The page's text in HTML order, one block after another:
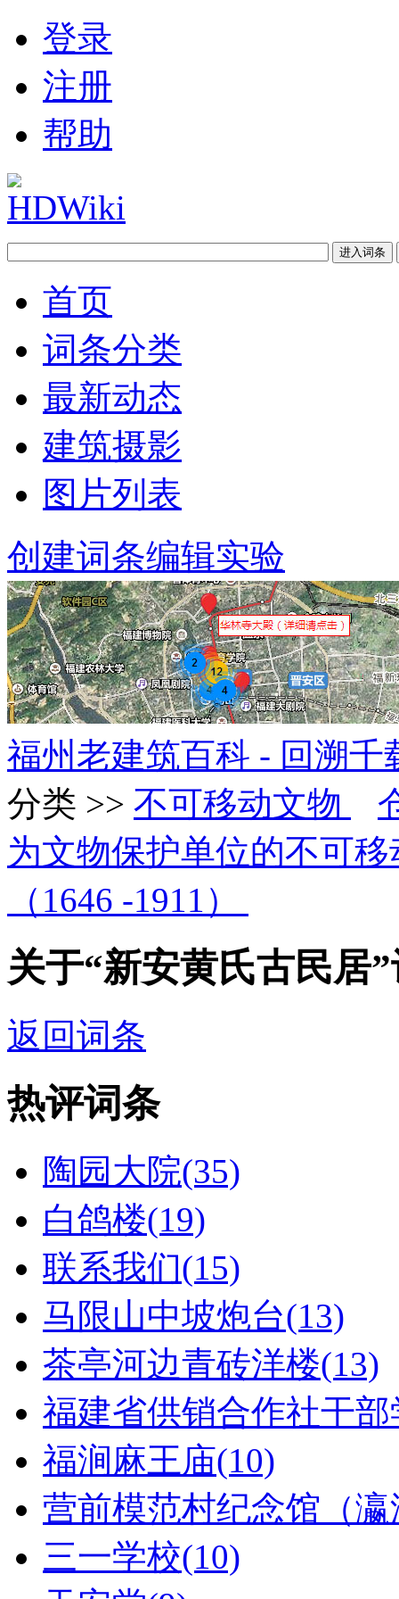
登录
注册
帮助
首页
词条分类
最新动态
建筑摄影
图片列表
创建词条编辑实验
福州老建筑百科 - 回溯
分类 >> 不可移动文物
为文物保护单位的不可
（1646 -1911）
关于“新安黄氏古民居
返回词条
热评词条
陶园大院(35)
白鸽楼(19)
联系我们(15)
马限山中坡炮台(13)
茶亭河边青砖洋楼(13)
福建省供销合作社干
福涧麻王庙(10)
营前模范村纪念馆（
三一学校(10)